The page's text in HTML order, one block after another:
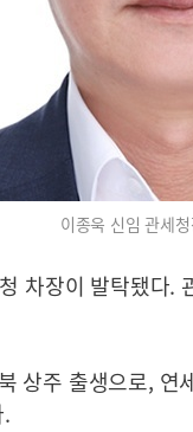
이종욱 신임 관세
차장이 발탁됐다.
상주 출생으로, 연